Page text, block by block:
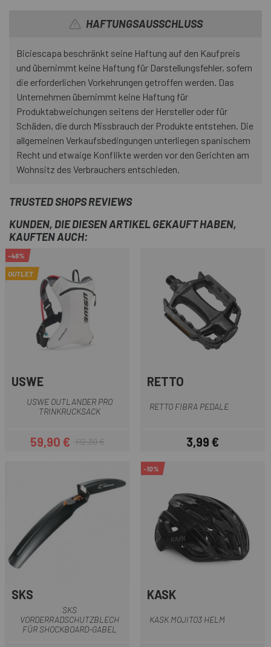
HAFTUNGSAUSSCHLUSS
Biciescapa beschränkt seine Haftung auf den Kaufpreis
und übernimmt keine Haftung für Darstellungsfehler, sofern
die erforderlichen Vorkehrungen getroffen werden. Das
Unternehmen übernimmt keine Haftung für
Produktabweichungen seitens der Hersteller oder für
Schäden, die durch Missbrauch der Produkte entstehen. Die
allgemeinen Verkaufsbedingungen unterliegen spanischem
Recht und etwaige Konflikte werden vor den Gerichten am
Wohnsitz des Verbrauchers entschieden.
TRUSTED SHOPS REVIEWS
KUNDEN, DIE DIESEN ARTIKEL GEKAUFT HABEN,
KAUFTEN AUCH:
-46%
OUTLET
USWE
USWE OUTLANDER PRO
TRINKRUCKSACK
Preis
59,90 €Regulärer Preis
112,30 €
RETTO
RETTO FIBRA PEDALE
Preis
3,99 €
SKS
SKS
VORDERRADSCHUTZBLECH
FÜR SHOCKBOARD-GABEL
-10%
KASK
KASK MOJITO3 HELM